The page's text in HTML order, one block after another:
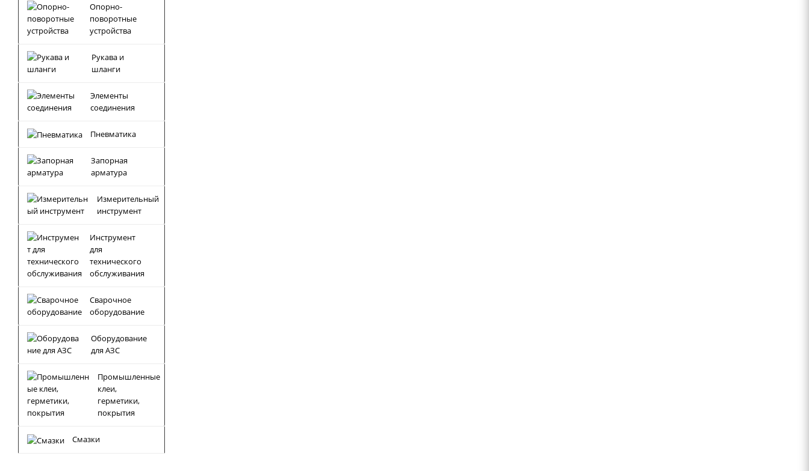
Опорно-
поворотные
устройства
Рукава и
шланги
Элементы
соединения
Пневматика
Запорная
арматура
Измерительный
инструмент
Инструмент
для
технического
обслуживания
Сварочное
оборудование
Оборудование
для АЗС
Промышленные
клеи,
герметики,
покрытия
Смазки